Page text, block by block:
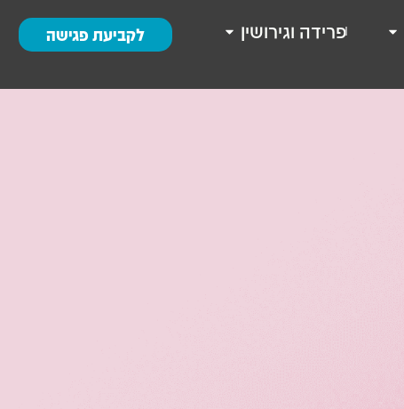
פרידה וגירושין
לקביעת פגישה